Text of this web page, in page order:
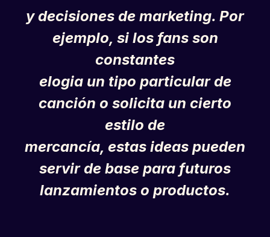
y decisiones de marketing. Por
ejemplo, si los fans son
constantes
elogia un tipo particular de
canción o solicita un cierto
estilo de
mercancía, estas ideas pueden
servir de base para futuros
lanzamientos o productos.